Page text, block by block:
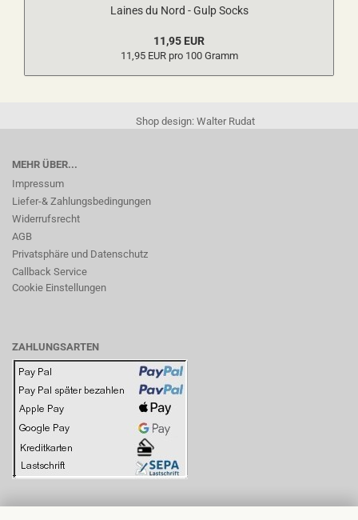
Laines du Nord - Gulp Socks
11,95 EUR
11,95 EUR pro 100 Gramm
Shop design: Walter Rudat
MEHR ÜBER...
Impressum
Liefer-& Zahlungsbedingungen
Widerrufsrecht
AGB
Privatsphäre und Datenschutz
Callback Service
Cookie Einstellungen
ZAHLUNGSARTEN